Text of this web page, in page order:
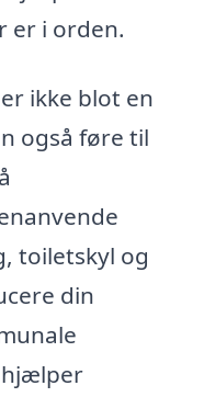
er i orden.
ikke blot en
også føre til
toiletskyl og
din
hjælper